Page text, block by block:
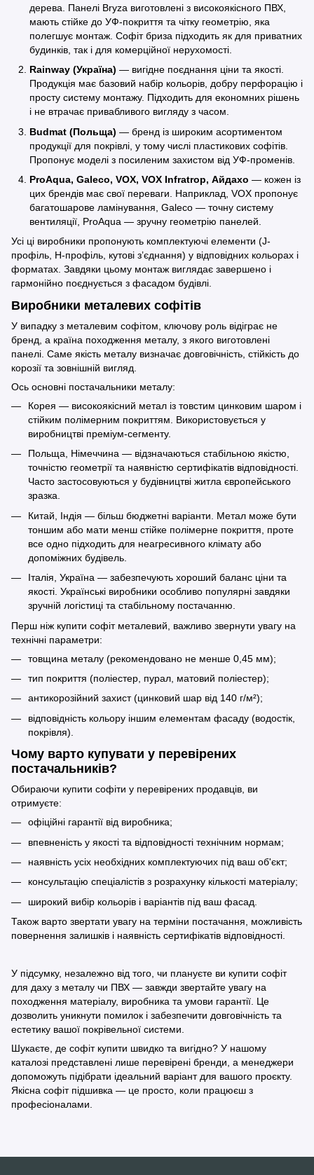
дерева. Панелі Bryza виготовлені з високоякісного ПВХ,
мають стійке до УФ-покриття та чітку геометрію, яка
полегшує монтаж. Софіт бриза підходить як для приватних
будинків, так і для комерційної нерухомості.
Rainway (Україна) — вигідне поєднання ціни та якості.
Продукція має базовий набір кольорів, добру перфорацію і
просту систему монтажу. Підходить для економних рішень
і не втрачає привабливого вигляду з часом.
Budmat (Польща) — бренд із широким асортиментом
продукції для покрівлі, у тому числі пластикових софітів.
Пропонує моделі з посиленим захистом від УФ-променів.
ProAqua, Galeco, VOX, VOX Infratrop, Айдахо — кожен із
цих брендів має свої переваги. Наприклад, VOX пропонує
багатошарове ламінування, Galeco — точну систему
вентиляції, ProAqua — зручну геометрію панелей.
Усі ці виробники пропонують комплектуючі елементи (J-
профіль, H-профіль, кутові з’єднання) у відповідних кольорах і
форматах. Завдяки цьому монтаж виглядає завершено і
гармонійно поєднується з фасадом будівлі.
Виробники металевих софітів
У випадку з металевим софітом, ключову роль відіграє не
бренд, а країна походження металу, з якого виготовлені
панелі. Саме якість металу визначає довговічність, стійкість до
корозії та зовнішній вигляд.
Ось основні постачальники металу:
Корея — високоякісний метал із товстим цинковим шаром і
стійким полімерним покриттям. Використовується у
виробництві преміум-сегменту.
Польща, Німеччина — відзначаються стабільною якістю,
точністю геометрії та наявністю сертифікатів відповідності.
Часто застосовуються у будівництві житла європейського
зразка.
Китай, Індія — більш бюджетні варіанти. Метал може бути
тоншим або мати менш стійке полімерне покриття, проте
все одно підходить для неагресивного клімату або
допоміжних будівель.
Італія, Україна — забезпечують хороший баланс ціни та
якості. Українські виробники особливо популярні завдяки
зручній логістиці та стабільному постачанню.
Перш ніж купити софіт металевий, важливо звернути увагу на
технічні параметри:
товщина металу (рекомендовано не менше 0,45 мм);
тип покриття (поліестер, пурал, матовий поліестер);
антикорозійний захист (цинковий шар від 140 г/м²);
відповідність кольору іншим елементам фасаду (водостік,
покрівля).
Чому варто купувати у перевірених
постачальників?
Обираючи купити софіти у перевірених продавців, ви
отримуєте:
офіційні гарантії від виробника;
впевненість у якості та відповідності технічним нормам;
наявність усіх необхідних комплектуючих під ваш об'єкт;
консультацію спеціалістів з розрахунку кількості матеріалу;
широкий вибір кольорів і варіантів під ваш фасад.
Також варто звертати увагу на терміни постачання, можливість
повернення залишків і наявність сертифікатів відповідності.
У підсумку, незалежно від того, чи плануєте ви купити софіт
для даху з металу чи ПВХ — завжди звертайте увагу на
походження матеріалу, виробника та умови гарантії. Це
дозволить уникнути помилок і забезпечити довговічність та
естетику вашої покрівельної системи.
Шукаєте, де софіт купити швидко та вигідно? У нашому
каталозі представлені лише перевірені бренди, а менеджери
допоможуть підібрати ідеальний варіант для вашого проєкту.
Якісна софіт підшивка — це просто, коли працюєш з
професіоналами.